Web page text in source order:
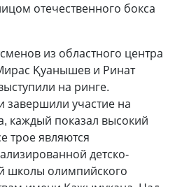
отечественного бокса
из областного центра
Қуанышев и Ринат
на ринге.
завершили участие на
каждый показал высокий
трое являются
детско-
школы олимпийского